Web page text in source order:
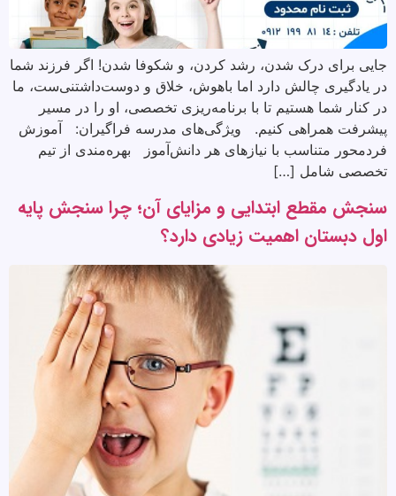
جایی برای درک شدن، رشد کردن، و شکوفا شدن! اگر فرزند شما
در یادگیری چالش دارد اما باهوش، خلاق و دوست‌داشتنی‌ست، ما
در کنار شما هستیم تا با برنامه‌ریزی تخصصی، او را در مسیر
پیشرفت همراهی کنیم. ویژگی‌های مدرسه فراگیران: آموزش
فردمحور متناسب با نیازهای هر دانش‌آموز بهره‌مندی از تیم
تخصصی شامل […]
سنجش مقطع ابتدایی و مزایای آن؛ چرا سنجش پایه
اول دبستان اهمیت زیادی دارد؟